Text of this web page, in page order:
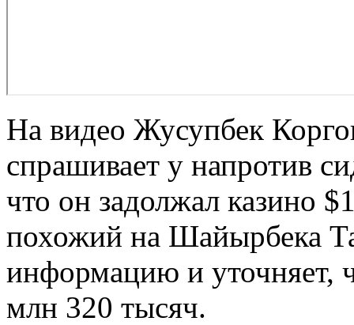
На видео Жусупбек
спрашивает у напротив
что он задолжал казино
похожий на Шайырбека
информацию и уточняет,
млн 320 тысяч.